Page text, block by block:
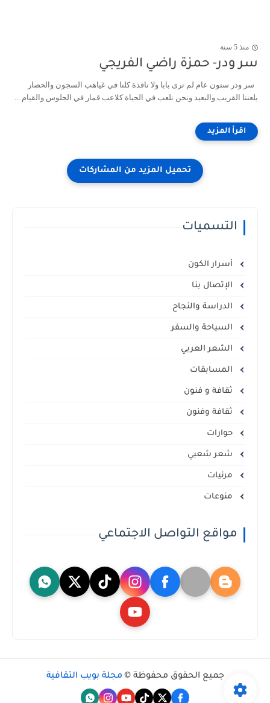
منذ 5 سنة
سر ودر- حمزة راضي الفريجي
سر ودر ستون عام لم نرى بابا ولا نافذة كلنا في غياهب السجون والحصار
يلعننا القريب والبعيد ونحن نلعب في الحياة كلاعب قمار في الجلوس والقيام ...
التسميات
أسرار الكون
الإتصال بنا
الدراسة والنجاح
السياحة والسفر
الشعر العربي
المسابقات
ثقافة و فنون
ثقافة وفنون
حوارات
شعر شعبي
مرئيات
منوعات
مواقع التواصل الاجتماعي
جميع الحقوق محفوظة © مجلة بويب الثقافية